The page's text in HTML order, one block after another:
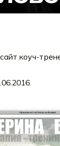
коуч-
.